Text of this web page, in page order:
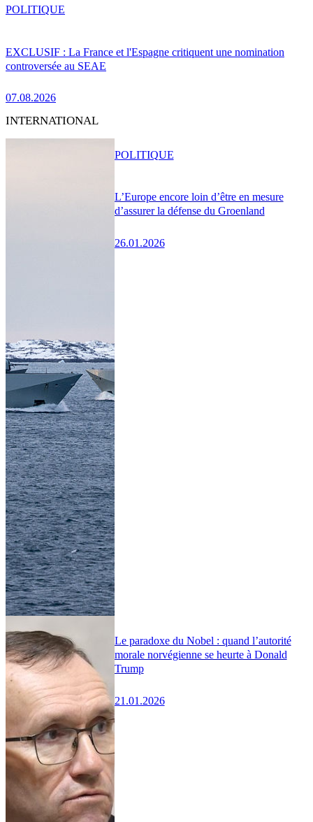
EXCLUSIF : La France et l'Espagne critiquent une nomination
controversée au SEAE
07.08.2026
POLITIQUE
INTERNATIONAL
L’Europe encore loin d’être en mesure
d’assurer la défense du Groenland
26.01.2026
POLITIQUE
Le paradoxe du Nobel : quand l’autorité
morale norvégienne se heurte à Donald
Trump
21.01.2026